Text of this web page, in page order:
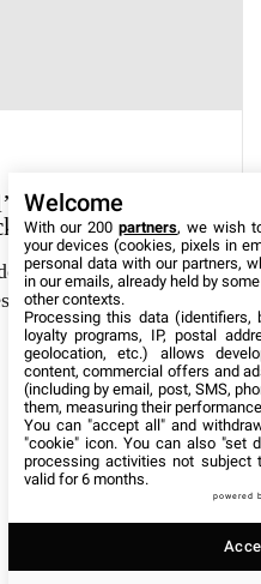
des
xAI
Git via Grok
questions. Cette
Welcome
With our 200partners, we wish
your devices (cookies, pixels in
personal data with our partners,
in our emails, already held by
other contexts.
Processing this data (identifiers,
loyalty programs, IP, postal
geolocation, etc.) allows
content, commercial offers and
(including by email, post, SMS,
them, measuring their
You can "accept all" and
"cookie" icon. You can also "set
processing activities not subject
valid for 6 months.
powered